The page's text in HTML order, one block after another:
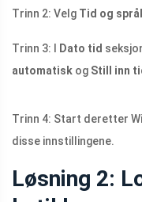
Trinn 2: Velg Tid og
Trinn 3: I Dato tid
automatisk og Still inn
Trinn 4: Start deretter
disse innstillingene.
Løsning 2: